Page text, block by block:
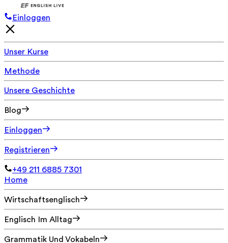
Einloggen
Unser Kurse
Methode
Unsere Geschichte
Blog
Einloggen
Registrieren
+49 211 6885 7301
Home
Wirtschaftsenglisch
Englisch Im Alltag
Grammatik Und Vokabeln